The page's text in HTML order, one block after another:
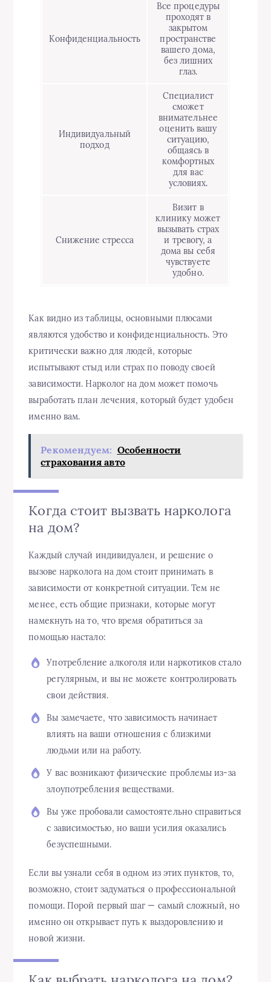
Конфиденциальность
Все процедуры
проходят в
закрытом
пространстве
вашего дома,
без лишних
глаз.
Индивидуальный
подход
Специалист
сможет
внимательнее
оценить вашу
ситуацию,
общаясь в
комфортных
для вас
условиях.
Снижение стресса
Визит в
клинику может
вызывать страх
и тревогу, а
дома вы себя
чувствуете
удобно.
Как видно из таблицы, основными плюсами
являются удобство и конфиденциальность. Это
критически важно для людей, которые
испытывают стыд или страх по поводу своей
зависимости. Нарколог на дом может помочь
выработать план лечения, который будет удобен
именно вам.
Рекомендуем: Особенности
страхования авто
Когда стоит вызвать нарколога
на дом?
Каждый случай индивидуален, и решение о
вызове нарколога на дом стоит принимать в
зависимости от конкретной ситуации. Тем не
менее, есть общие признаки, которые могут
намекнуть на то, что время обратиться за
помощью настало:
Употребление алкоголя или наркотиков стало
регулярным, и вы не можете контролировать
свои действия.
Вы замечаете, что зависимость начинает
влиять на ваши отношения с близкими
людьми или на работу.
У вас возникают физические проблемы из-за
злоупотребления веществами.
Вы уже пробовали самостоятельно справиться
с зависимостью, но ваши усилия оказались
безуспешными.
Если вы узнали себя в одном из этих пунктов, то,
возможно, стоит задуматься о профессиональной
помощи. Порой первый шаг — самый сложный, но
именно он открывает путь к выздоровлению и
новой жизни.